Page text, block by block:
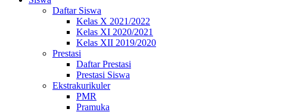
Daftar Siswa
Kelas X 2021/2022
Kelas XI 2020/2021
Kelas XII 2019/2020
Prestasi
Daftar Prestasi
Prestasi Siswa
Ekstrakurikuler
PMR
Pramuka